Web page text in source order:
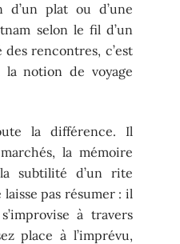
plat ou d’une
selon le fil d’un
rencontres, c’est
notion de voyage
la différence. Il
la mémoire
subtilité d’un rite
pas résumer : il
à travers
place à l’imprévu,